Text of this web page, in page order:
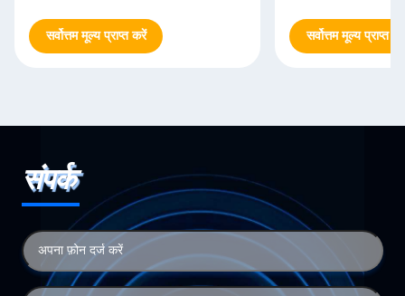
सर्वोत्तम मूल्य प्राप्त करें सर्वोत्तम मूल्य प्राप्त
संपर्क